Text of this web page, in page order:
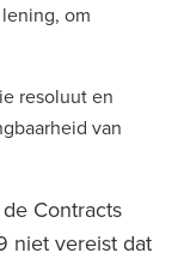
om
resoluut en
van
Contracts
niet vereist dat